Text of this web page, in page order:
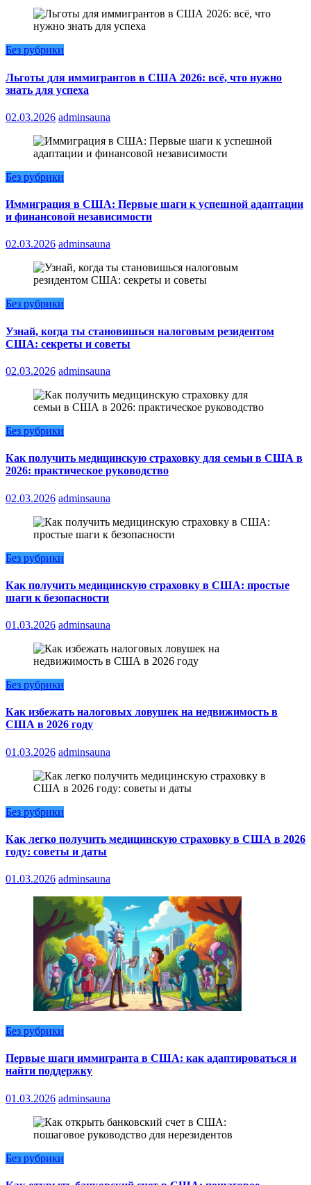
Без рубрики
Льготы для иммигрантов в США 2026: всё, что нужно
знать для успеха
02.03.2026 adminsauna
Без рубрики
Иммиграция в США: Первые шаги к успешной адаптации
и финансовой независимости
02.03.2026 adminsauna
Без рубрики
Узнай, когда ты становишься налоговым резидентом
США: секреты и советы
02.03.2026 adminsauna
Без рубрики
Как получить медицинскую страховку для семьи в США в
2026: практическое руководство
02.03.2026 adminsauna
Без рубрики
Как получить медицинскую страховку в США: простые
шаги к безопасности
01.03.2026 adminsauna
Без рубрики
Как избежать налоговых ловушек на недвижимость в
США в 2026 году
01.03.2026 adminsauna
Без рубрики
Как легко получить медицинскую страховку в США в 2026
году: советы и даты
01.03.2026 adminsauna
Без рубрики
Первые шаги иммигранта в США: как адаптироваться и
найти поддержку
01.03.2026 adminsauna
Без рубрики